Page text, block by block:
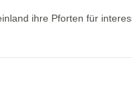
ihre Pforten für